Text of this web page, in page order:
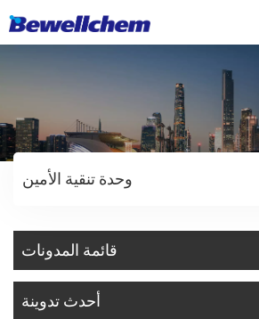
English
Русский
中文
Español
وحدة تنقية الأمين
قائمة المدونات
أحدث تدوينة